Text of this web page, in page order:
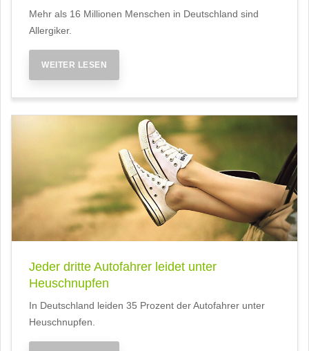
Mehr als 16 Millionen Menschen in Deutschland sind
Allergiker.
WEITER LESEN
Jeder dritte Autofahrer leidet unter
Heuschnupfen
In Deutschland leiden 35 Prozent der Autofahrer unter
Heuschnupfen.